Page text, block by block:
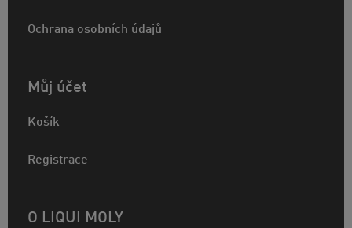
Ochrana osobních údajů
Můj účet
Košík
Registrace
O LIQUI MOLY